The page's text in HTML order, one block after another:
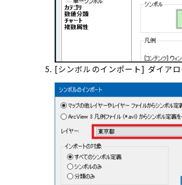
[シンボルのインポート] ダイア